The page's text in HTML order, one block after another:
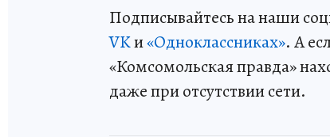
Подписывайтесь на наши
VKи«Одноклассниках». А
«Комсомольская правда»
даже при отсутствии сети.